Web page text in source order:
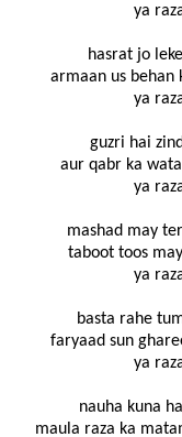
ya
hasrat jo
armaan us behan
ya
guzri hai
aur qabr ka
ya
mashad may
taboot toos
ya
basta rahe
faryaad sun
ya
nauha kuna
maula raza ka